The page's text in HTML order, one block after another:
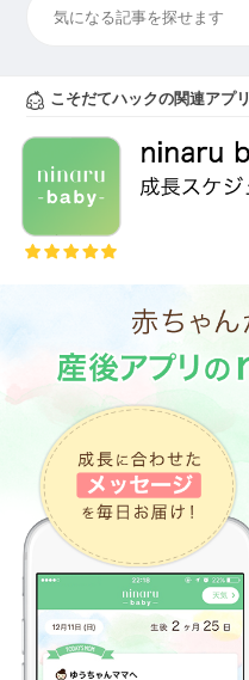
こそだてハックの関連アプリ